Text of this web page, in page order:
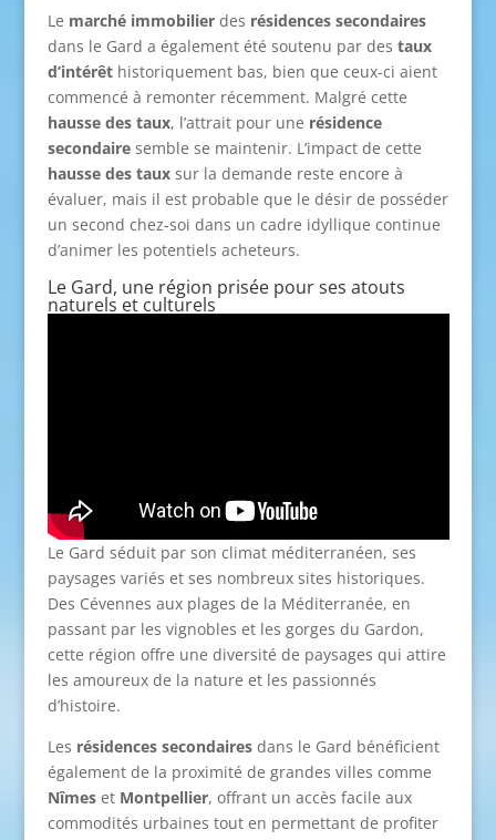
Le marché immobilierdes résidences secondaires
dans le Gard a également été soutenu par des taux
d’intérêthistoriquement bas, bien que ceux-ci aient
commencé à remonter récemment. Malgré cette
hausse des taux, l’attrait pour une résidence
secondairesemble se maintenir. L’impact de cette
hausse des tauxsur la demande reste encore à
évaluer, mais il est probable que le désir de posséder
un second chez-soi dans un cadre idyllique continue
d’animer les potentiels acheteurs.
Le Gard, une région prisée pour ses atouts
naturels et culturels
Le Gard séduit par son climat méditerranéen, ses
paysages variés et ses nombreux sites historiques.
Des Cévennes aux plages de la Méditerranée, en
passant par les vignobles et les gorges du Gardon,
cette région offre une diversité de paysages qui attire
les amoureux de la nature et les passionnés
d’histoire.
Les résidences secondairesdans le Gard bénéficient
également de la proximité de grandes villes comme
Nîmeset Montpellier, offrant un accès facile aux
commodités urbaines tout en permettant de profiter